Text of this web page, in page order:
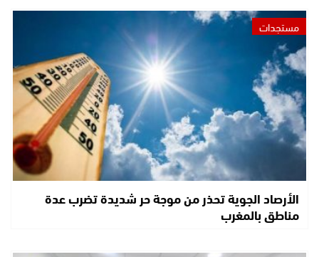
مستجدات
الأرصاد الجوية تحذر من موجة حر شديدة تضرب عدة
مناطق بالمغرب